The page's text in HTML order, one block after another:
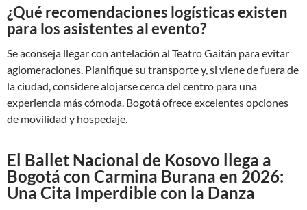
¿Qué recomendaciones logísticas existen
para los asistentes al evento?
Se aconseja llegar con antelación al Teatro Gaitán para evitar
aglomeraciones. Planifique su transporte y, si viene de fuera de
la ciudad, considere alojarse cerca del centro para una
experiencia más cómoda. Bogotá ofrece excelentes opciones
de movilidad y hospedaje.
El Ballet Nacional de Kosovo llega a
Bogotá con Carmina Burana en 2026:
Una Cita Imperdible con la Danza